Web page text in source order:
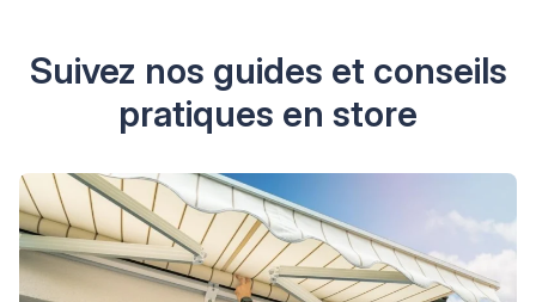
Suivez nos guides et conseils
pratiques en store